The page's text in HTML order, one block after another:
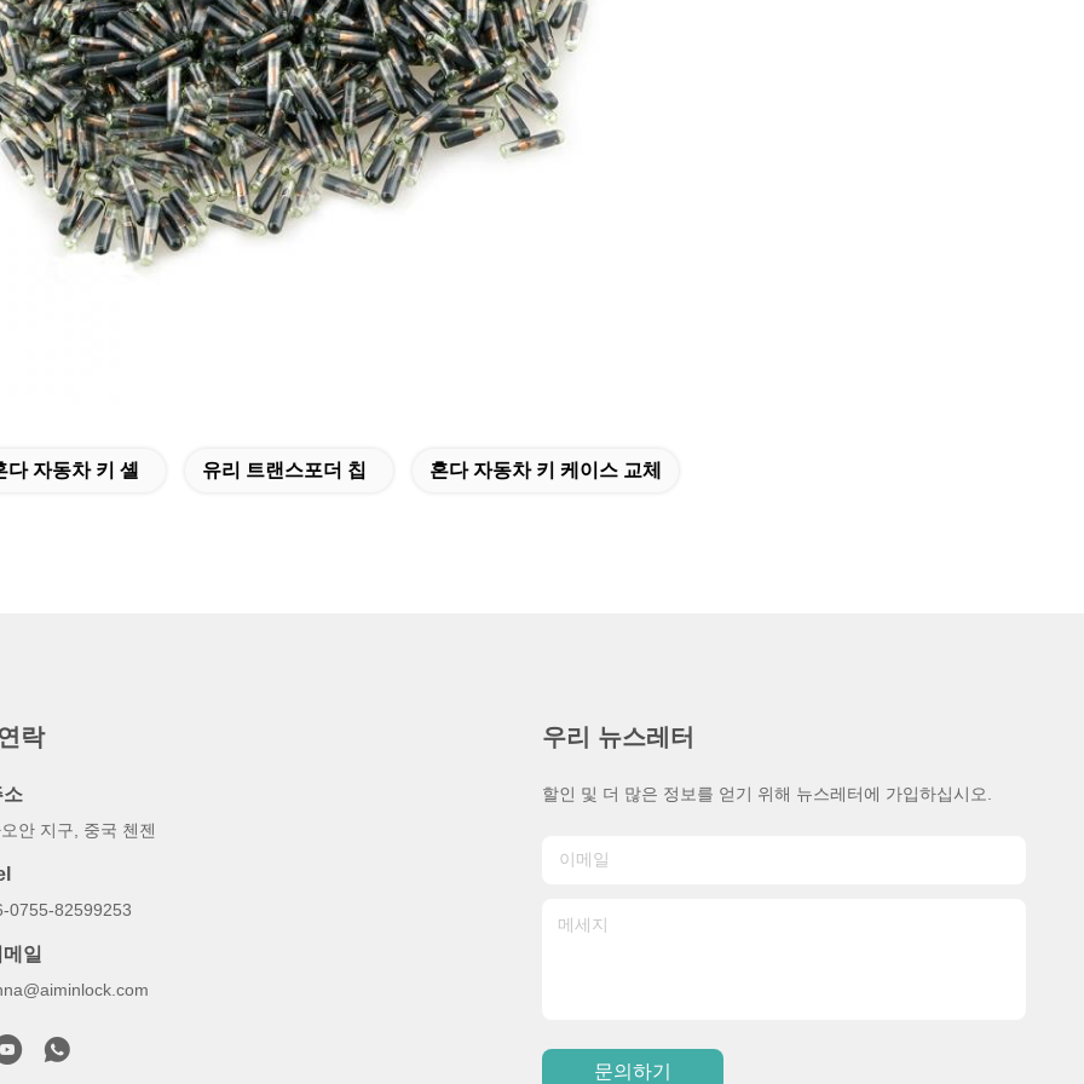
다 자동차 키 셸 유리 트랜스포더 칩 혼다 자동차 키 케이스 교체
락
소
안 지구, 중국 첸젠
0755-82599253
일
우리 뉴스레터
할인 및 더 많은 정보를 얻기 위해 뉴스레터에 가입하십시오.
문의하기